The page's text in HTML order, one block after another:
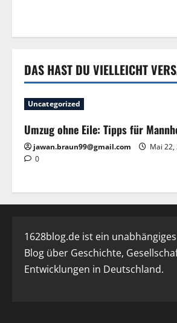
DAS HAST DU VIELLEICHT
Uncategorized
Umzug ohne Eile: Tipps für
jawan.braun99@gmail.com
Mai 22,
0
1628blog.de ist ein
Blog über Geschichte,
Entwicklungen in Deutschland.